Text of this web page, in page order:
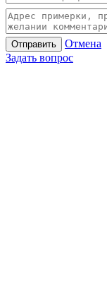
Отправить
Отмена
Задать вопрос